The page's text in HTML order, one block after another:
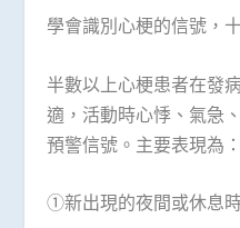
學會識別心梗的信號，
半數以上心梗患者在發
適，活動時心悸、氣急
預警信號。主要表現為：
①新出現的夜間或休息